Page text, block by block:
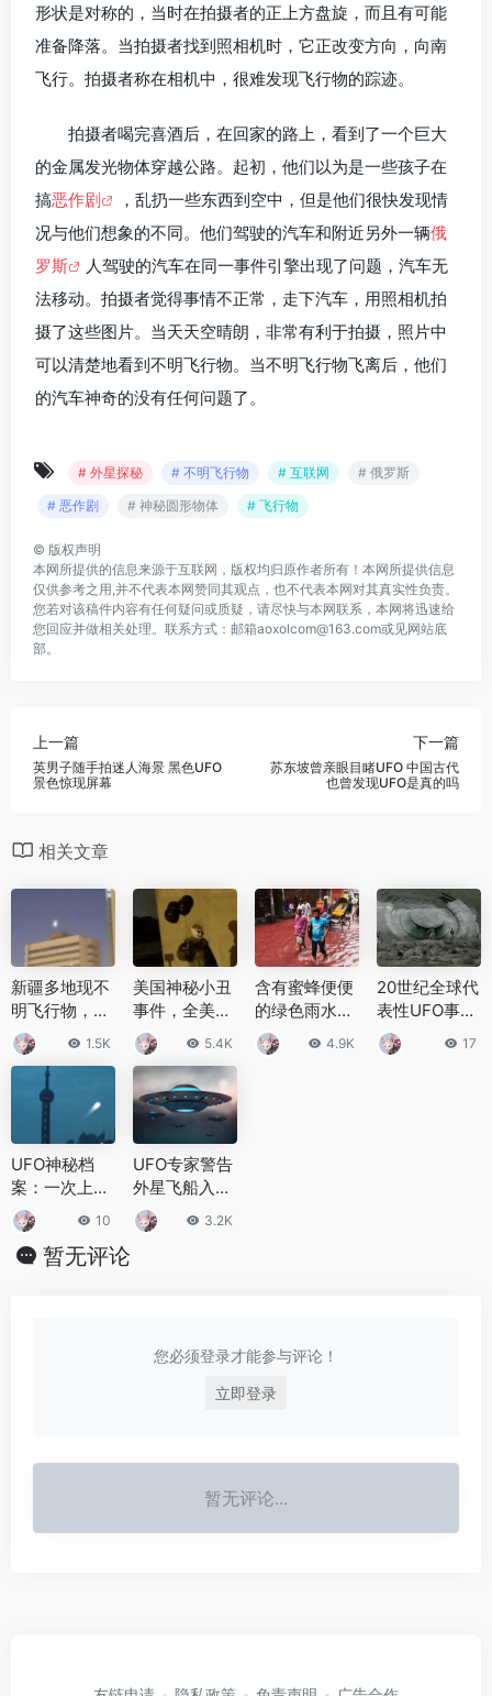
形状是对称的，当时在拍摄者的正上方盘旋，而且有可能
准备降落。当拍摄者找到照相机时，它正改变方向，向南
飞行。拍摄者称在相机中，很难发现飞行物的踪迹。
拍摄者喝完喜酒后，在回家的路上，看到了一个巨大
的金属发光物体穿越公路。起初，他们以为是一些孩子在
搞恶作剧
，乱扔一些东西到空中，但是他们很快发现情
况与他们想象的不同。他们驾驶的汽车和附近另外一辆俄
罗斯
人驾驶的汽车在同一事件引擎出现了问题，汽车无
法移动。拍摄者觉得事情不正常，走下汽车，用照相机拍
摄了这些图片。当天天空晴朗，非常有利于拍摄，照片中
可以清楚地看到不明飞行物。当不明飞行物飞离后，他们
的汽车神奇的没有任何问题了。
# 外星探秘 # 不明飞行物 # 互联网
# 俄罗斯
# 恶作剧
# 神秘圆形物体 # 飞行物
© 版权声明
本网所提供的信息来源于互联网，版权均归原作者所有！本网所提供信息
仅供参考之用,并不代表本网赞同其观点，也不代表本网对其真实性负责。
您若对该稿件内容有任何疑问或质疑，请尽快与本网联系，本网将迅速给
您回应并做相关处理。联系方式：邮箱aoxolcom@163.com或见网站底
部。
上一篇
英男子随手拍迷人海景 黑色UFO
景色惊现屏幕
下一篇
苏东坡曾亲眼目睹UFO 中国古代
也曾发现UFO是真的吗
相关文章
新疆多地现不
明飞行物，目
击者称和月亮
一样亮，几秒
内突然加速消
1.5K
美国神秘小丑
事件，全美各
州频发小丑袭
击，造成全民
恐慌
5.4K
含有蜜蜂便便
的绿色雨水，
世界上八大罕
见的怪雨
4.9K
20世纪全球代
表性UFO事件
回顾 十大恐怖
UFO事件盘点
17
UFO神秘档
案：一次上海
UFO事件机密
曝光
10
UFO专家警告
外星飞船入侵
超高科技可隐
形是真的吗
3.2K
暂无评论
您必须登录才能参与评论！
立即登录
暂无评论...